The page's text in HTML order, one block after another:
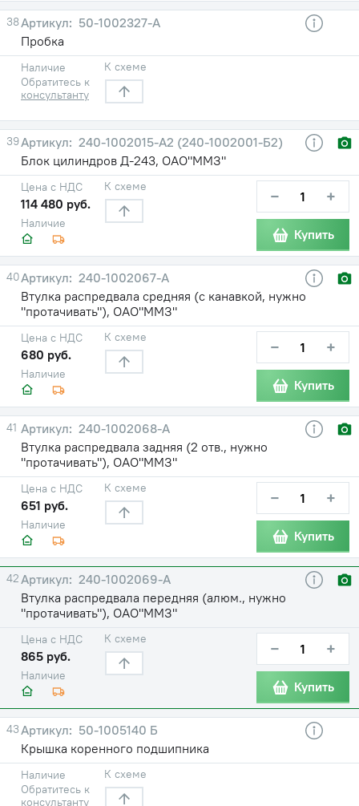
38
50-1002327-А
Пробка
Наличие
Обратитесь к
консультанту
К схеме
39
240-1002015-А2 (240-1002001-Б2)
Блок цилиндров Д-243, ОАО"ММЗ"
Наличие
Цена с НДС
114 480 руб.
К схеме − +
Купить
40
240-1002067-А
Втулка распредвала средняя (с канавкой, нужно
"протачивать"), ОАО"ММЗ"
Наличие
Цена с НДС
680 руб.
К схеме − +
Купить
41
240-1002068-А
Втулка распредвала задняя (2 отв., нужно
"протачивать"), ОАО"ММЗ"
Наличие
Цена с НДС
651 руб.
К схеме − +
Купить
42
240-1002069-А
Втулка распредвала передняя (алюм., нужно
"протачивать"), ОАО"ММЗ"
Наличие
Цена с НДС
865 руб.
К схеме − +
Купить
43
50-1005140 Б
Крышка коренного подшипника
Наличие
Обратитесь к
консультанту
К схеме